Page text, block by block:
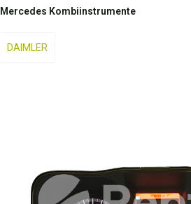
Mercedes Kombiinstrumente
DAIMLER